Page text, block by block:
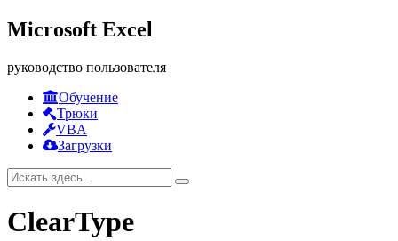
Microsoft Excel
руководство пользователя
Обучение
Трюки
VBA
Загрузки
ClearType